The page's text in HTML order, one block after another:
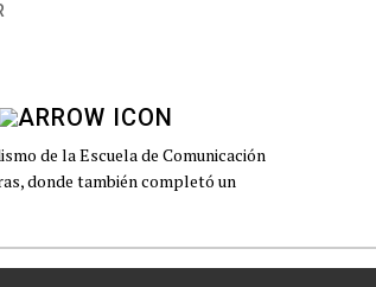
de la Escuela de Comunicación
donde también completó un